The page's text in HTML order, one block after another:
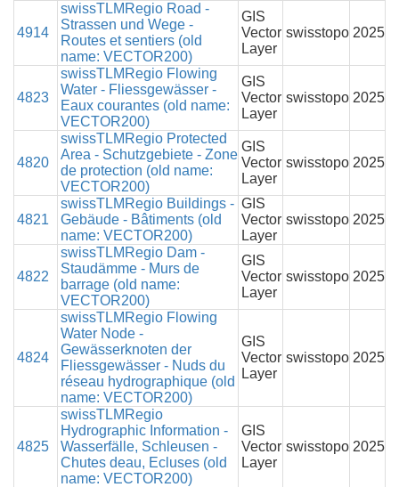
4914
swissTLMRegio Road -
Strassen und Wege -
Routes et sentiers (old
name: VECTOR200)
GIS
Vector
Layer
swisstopo 2025
4823
swissTLMRegio Flowing
Water - Fliessgewässer -
Eaux courantes (old name:
VECTOR200)
GIS
Vector
Layer
swisstopo 2025
4820
swissTLMRegio Protected
Area - Schutzgebiete - Zone
de protection (old name:
VECTOR200)
GIS
Vector
Layer
swisstopo 2025
4821
swissTLMRegio Buildings -
Gebäude - Bâtiments (old
name: VECTOR200)
GIS
Vector
Layer
swisstopo 2025
4822
swissTLMRegio Dam -
Staudämme - Murs de
barrage (old name:
VECTOR200)
GIS
Vector
Layer
swisstopo 2025
4824
swissTLMRegio Flowing
Water Node -
Gewässerknoten der
Fliessgewässer - Nuds du
réseau hydrographique (old
name: VECTOR200)
GIS
Vector
Layer
swisstopo 2025
4825
swissTLMRegio
Hydrographic Information -
Wasserfälle, Schleusen -
Chutes deau, Ecluses (old
name: VECTOR200)
GIS
Vector
Layer
swisstopo 2025